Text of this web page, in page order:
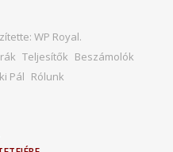
WP Royal.
Teljesítők Beszámolók
Pál Rólunk